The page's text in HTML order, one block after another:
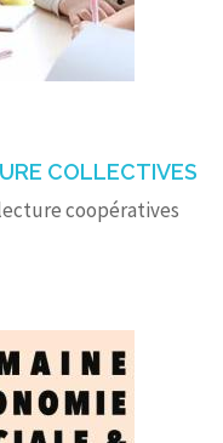
COLLECTIVES
coopératives